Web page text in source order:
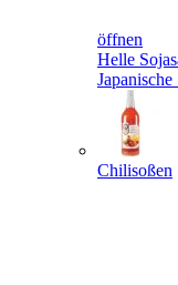
öffnen
Helle
Japanische
Chilisoßen